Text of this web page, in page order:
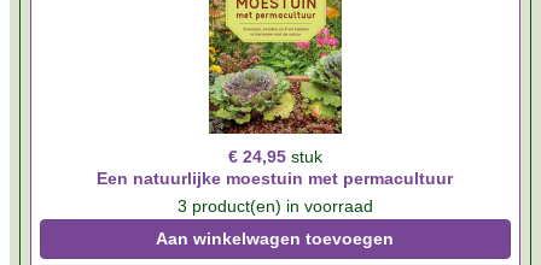
€ 24,95 stuk
Een natuurlijke moestuin met permacultuur
3 product(en) in voorraad
Aan winkelwagen toevoegen